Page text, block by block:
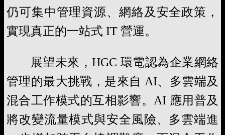
仍可集中管理資源、網絡及安全政策，
實現真正的一站式 IT 營運。
展望未來，HGC 環電認為企業網絡
管理的最大挑戰，是來自 AI、多雲端及
混合工作模式的互相影響。AI 應用普及
將改變流量模式與安全風險、多雲端進